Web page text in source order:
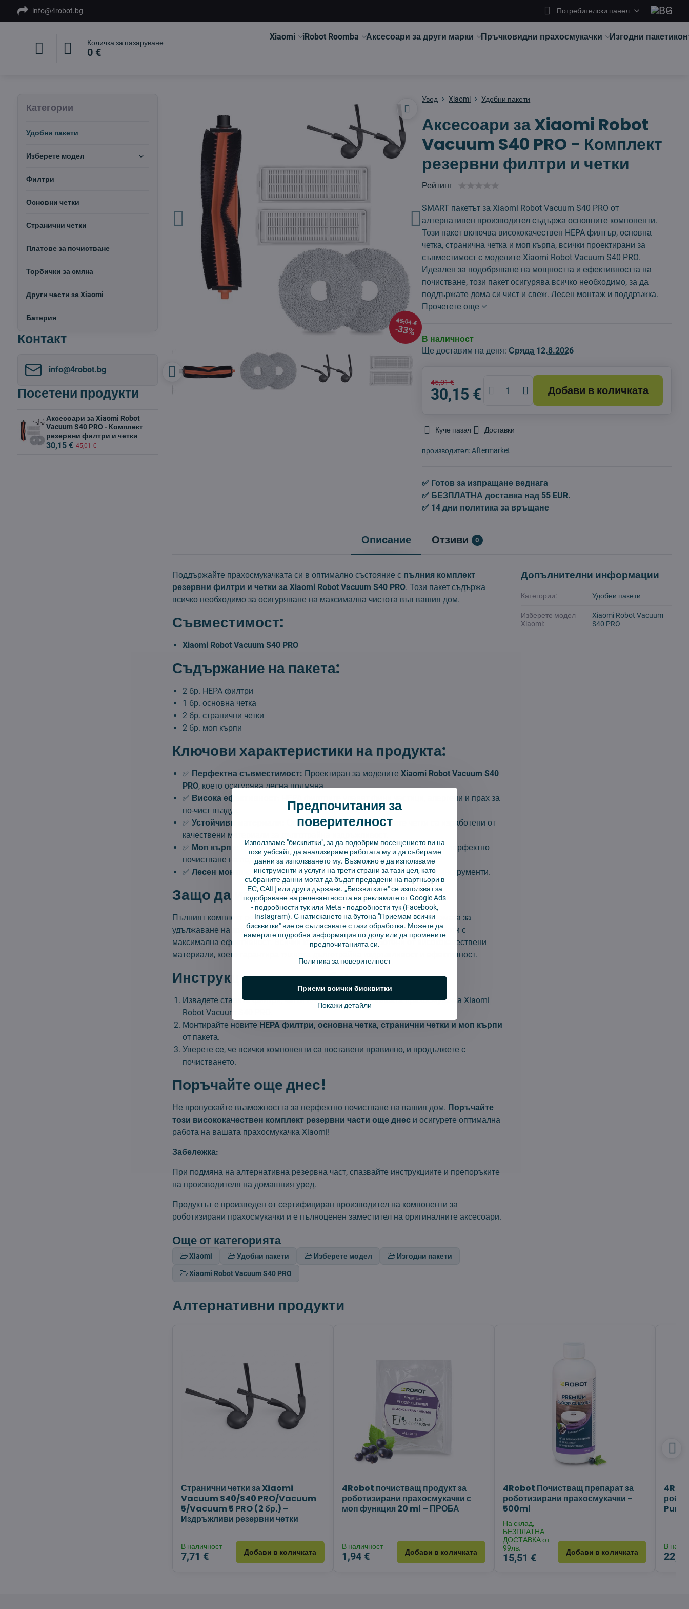
info@4robot.bg Потребителски панел
Количка за пазаруване
0 €
Xiaomi iRobot Roomba Аксесоари за други марки Пръчковидни прахосмукачки Изгодни пакети
45,01 €
33%
Увод Xiaomi Удобни пакети
Аксесоари за Xiaomi Robot
Vacuum S40 PRO - Комплект
резервни филтри и четки
Рейтинг
SMART пакетът за Xiaomi Robot Vacuum S40 PRO от
алтернативен производител съдържа основните компоненти.
Този пакет включва висококачествен HEPA филтър, основна
четка, странична четка и моп кърпа, всички проектирани за
съвместимост с моделите Xiaomi Robot Vacuum S40 PRO.
Идеален за подобряване на мощността и ефективността на
почистване, този пакет осигурява всичко необходимо, за да
поддържате дома си чист и свеж. Лесен монтаж и поддръжка.
Прочетете още
В наличност
Ще доставим на деня:Сряда 12.8.2026
45,01 €
30,15 € Добави в количката
Куче пазач Доставки
производител:Aftermarket
✅ Готов за изпращане веднага
✅ БЕЗПЛАТНА доставка над 55 EUR.
✅ 14 дни политика за връщане
Описание Отзиви 0
Поддържайте прахосмукачката си в оптимално състояние с пълния комплект
резервни филтри и четки за Xiaomi Robot Vacuum S40 PRO. Този пакет съдържа
всичко необходимо за осигуряване на максимална чистота във вашия дом.
Съвместимост:
Xiaomi Robot Vacuum S40 PRO
Съдържание на пакета:
2 бр. HEPA филтри
1 бр. основна четка
2 бр. странични четки
2 бр. моп кърпи
Ключови характеристики на продукта:
✅ Перфектна съвместимост: Проектиран за моделитеXiaomi Robot Vacuum S40
PRO, което осигурява лесна подмяна.
✅ Висока ефективност:
HEPA филтрите улавят фини частици, алергени и прах за
по-чист въздух.
✅Устойчиви материали:
Основната четка и страничните четки са изработени от
качествени материали за дълготрайна издръжливост.
✅ Моп кърпи:
Ефективно отстраняват мръсотия и замърсявания за перфектно
почистване на подове.
✅Лесен монтаж: Бърза и лесна подмяна без нужда от специални инструменти.
Защо да изберете този комплект?
Пълният комплект резервни части за Xiaomi Robot Vacuum S40 PRO помага за
удължаване на живота на вашата прахосмукачка и гарантира, че тя работи с
максимална ефективност. Всички компоненти са изработени от висококачествени
материали, което гарантира тяхната дълготрайна издръжливост и ефективност.
Инструкции за употреба:
Извадете старите филтри, четки или моп кърпи от вашата прахосмукачка Xiaomi
Robot Vacuum S40 PRO.
Монтирайте новите HEPA филтри, основна четка, странични четки и моп кърпи
от пакета.
Уверете се, че всички компоненти са поставени правилно, и продължете с
почистването.
Поръчайте още днес!
Не пропускайте възможността за перфектно почистване на вашия дом. Поръчайте
този висококачествен комплект резервни части още днес и осигурете оптимална
работа на вашата прахосмукачка Xiaomi!
Забележка:
При подмяна на алтернативна резервна част, спазвайте инструкциите и препоръките
на производителя на домашния уред.
Продуктът е произведен от сертифициран производител на компоненти за
роботизирани прахосмукачки и е пълноценен заместител на оригиналните аксесоари.
Още от категорията
Xiaomi Удобни пакети Изберете модел Изгодни пакети
Xiaomi Robot Vacuum S40 PRO
Допълнителни информации
Категории: Удобни пакети
Изберете модел
Xiaomi:
Xiaomi Robot Vacuum
S40 PRO
Алтернативни продукти
Странични четки за Xiaomi
Vacuum S40/S40 PRO/Vacuum
5/Vacuum 5 PRO (2 бр.) –
Издръжливи резервни четки
В наличност
7,71 € Добави в количката
4Robot почистващ продукт за
роботизирани прахосмукачки с
моп функция 20 ml – ПРОБА
В наличност
1,94 € Добави в количката
4Robot Почистващ препарат за
роботизирани прахосмукачки -
500ml
На склад,
БЕЗПЛАТНА
ДОСТАВКА от
99лв.
15,51 € Добави в количката
Pure
В
Категории
Удобни пакети
Изберете модел
Филтри
Основни четки
Странични четки
Платове за почистване
Торбички за смяна
Други части за Xiaomi
Батерия
Контакт
info​@4robot​.bg
Посетени продукти
Аксесоари за Xiaomi Robot
Vacuum S40 PRO - Комплект
резервни филтри и четки
30,15 € 45,01 €
Предпочитания за
поверителност
Използваме "бисквитки", за да подобрим посещението ви на
този уебсайт, да анализираме работата му и да събираме
данни за използването му. Възможно е да използваме
инструменти и услуги на трети страни за тази цел, като
събраните данни могат да бъдат предадени на партньори в
ЕС, САЩ или други държави. „Бисквитките" се използват за
подобряване на релевантността на рекламите от Google Ads
- подробности тукили Meta - подробности тук(Facebook,
Instagram). С натискането на бутона "Приемам всички
бисквитки" вие се съгласявате с тази обработка. Можете да
намерите подробна информация по-долу или да промените
предпочитанията си.
Политика за поверителност
Покажи детайли
Приеми всички бисквитки